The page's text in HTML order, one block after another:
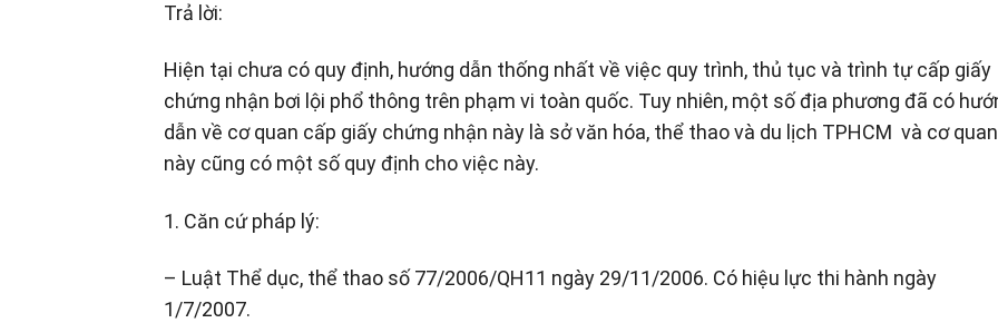
Trả lời:
Hiện tại chưa có quy định, hướng dẫn thống nhất về việc quy trình, thủ tục và trình tự cấp giấy
chứng nhận bơi lội phổ thông trên phạm vi toàn quốc. Tuy nhiên, một số địa phương đã có
dẫn về cơ quan cấp giấy chứng nhận này là sở văn hóa, thể thao và du lịch TPHCM và cơ quan
này cũng có một số quy định cho việc này.
1. Căn cứ pháp lý:
– Luật Thể dục, thể thao số 77/2006/QH11 ngày 29/11/2006. Có hiệu lực thi hành ngày
1/7/2007.